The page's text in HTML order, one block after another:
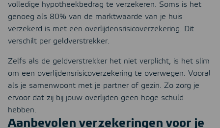
volledige hypotheekbedrag te verzekeren. Soms is het
genoeg als 80% van de marktwaarde van je huis
verzekerd is met een overlijdensrisicoverzekering. Dit
verschilt per geldverstrekker.
Zelfs als de geldverstrekker het niet verplicht, is het slim
om een overlijdensrisicoverzekering te overwegen. Vooral
als je samenwoont met je partner of gezin. Zo zorg je
ervoor dat zij bij jouw overlijden geen hoge schuld
hebben.
Aanbevolen verzekeringen voor je